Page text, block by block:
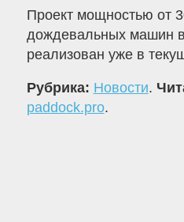
Проект мощностью от
дождевальных машин в
реализован уже в
Рубрика: Новости.
paddock.pro.